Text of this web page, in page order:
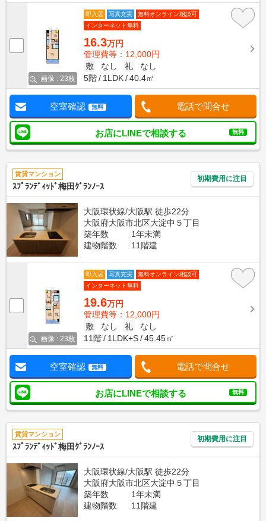
画像 : 23枚
即入居 写真充実
無料オンライン相談可
インターネット無料
16.3万円
管理費等：12,000円
敷
なし 礼
なし
5階
1LDK 40.4㎡
空室確認 無料 電話で問合せ
お店にLINEで相談する 無料
賃貸マンション
ｽﾌﾟﾗﾝﾃﾞｨｯﾄﾞ梅田ｸﾞﾗﾝﾉｰｽ
初期費用に注目
大阪環状線/大阪駅 徒歩22分
大阪府大阪市北区大淀中５丁目
築年数
1年未満
建物階数
11階建
画像 : 23枚
即入居 写真充実
無料オンライン相談可
インターネット無料
19.6万円
管理費等：12,000円
敷
なし 礼
なし
11階
1LDK+S 45.45㎡
空室確認 無料 電話で問合せ
お店にLINEで相談する 無料
賃貸マンション
ｽﾌﾟﾗﾝﾃﾞｨｯﾄﾞ梅田ｸﾞﾗﾝﾉｰｽ
初期費用に注目
大阪環状線/大阪駅 徒歩22分
大阪府大阪市北区大淀中５丁目
築年数
1年未満
建物階数
11階建